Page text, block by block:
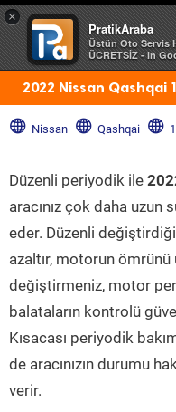
×
PratikAraba
Üstün Oto Servis
ÜCRETSİZ - In
2022 Nissan Qashqai
Nissan Qashqai
Düzenli periyodik ile
aracınız çok daha uzun
eder. Düzenli
azaltır, motorun
değiştirmeniz, motor
balataların kontrolü
Kısacası periyodik
de aracınızın durumu
verir.